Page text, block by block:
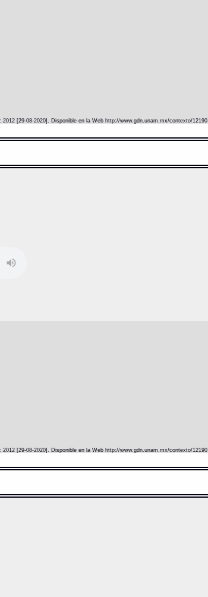
[29-08-2020]. Disponible en la Web http://www.gdn.unam.mx/contexto/12190
[29-08-2020]. Disponible en la Web http://www.gdn.unam.mx/contexto/12190